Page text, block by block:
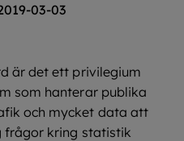
03-03
är det ett privilegium
som hanterar publika
och mycket data att
frågor kring statistik